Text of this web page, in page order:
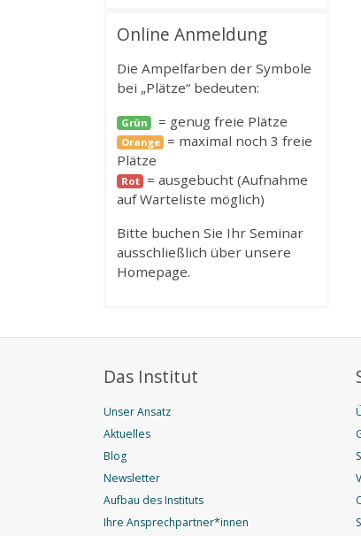
Online Anmeldung
Die Ampelfarben der Symbole
bei „Plätze“ bedeuten:
Grün = genug freie Plätze
Orange = maximal noch 3 freie
Plätze
Rot = ausgebucht (Aufnahme
auf Warteliste möglich)
Bitte buchen Sie Ihr Seminar
ausschließlich über unsere
Homepage.
Das Institut
Unser Ansatz
Aktuelles
Blog
Newsletter
Aufbau des Instituts
Ihre Ansprechpartner*innen